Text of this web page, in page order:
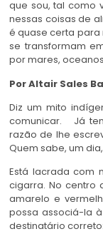
que sou, tal como
nessas coisas de
é quase certa para
se transformam
por mares,
Por Altair Sales
Diz um mito
comunicar. Já
razão de lhe
Quem sabe, um
Está lacrada com
cigarra. No centro
amarelo e
possa associá-la
destinatário